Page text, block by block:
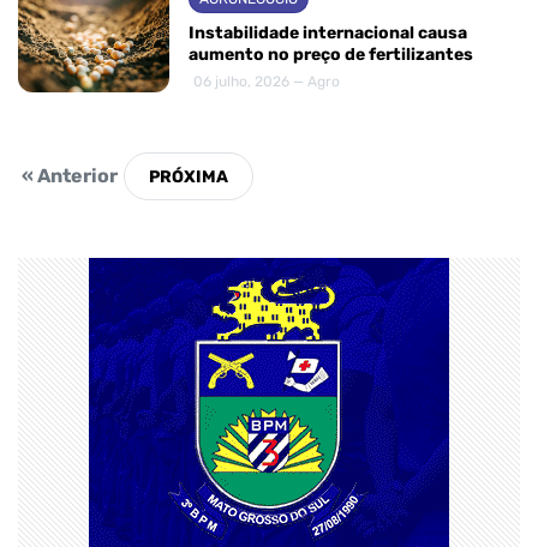
Instabilidade internacional causa
aumento no preço de fertilizantes
06 julho, 2026 — Agro
« Anterior